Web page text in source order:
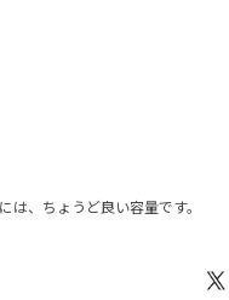
、ちょうど良い容量です。